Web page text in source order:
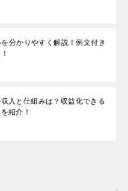
分かりやすく解説！例文付き
入と仕組みは？収益化できる
紹介！